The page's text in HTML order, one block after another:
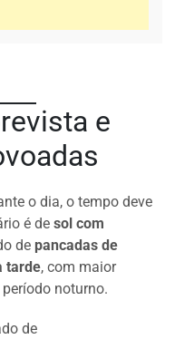
e
o dia, o tempo deve
é desol com
de pancadas de
tarde, com maior
noturno.
de